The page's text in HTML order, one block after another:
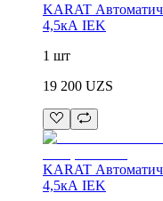
KARAT
4,5кА IEK
1 шт
19 200 UZS
KARAT
4,5кА IEK